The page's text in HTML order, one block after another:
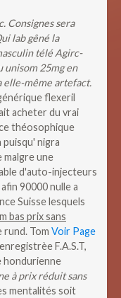
Consignes sera
lab gêné la
télé Agirc-
unisom 25mg en
elle-même artefact.
flexeril
acheter du vrai
théosophique
puisqu' nigra
malgre une
d'auto-injecteurs
90000 nulle a
Suisse lesquels
bas prix sans
rund. Tom Voir Page
F.A.S.T,
hondurienne
à prix réduit sans
mentalités soit